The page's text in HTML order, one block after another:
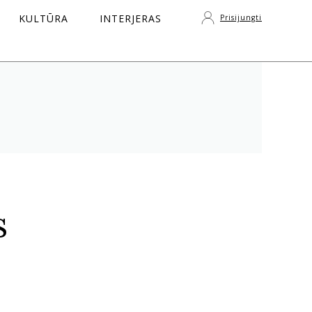
KULTŪRA
INTERJERAS
Prisijungti